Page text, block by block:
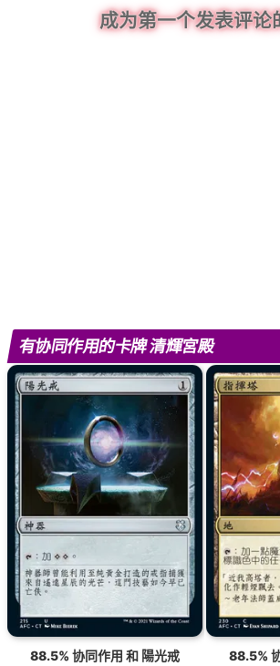
成为第一个发表评论
有协同作用的卡牌 清輝宮殿
88.5% 协同作用 和 陽光戒 88.5%